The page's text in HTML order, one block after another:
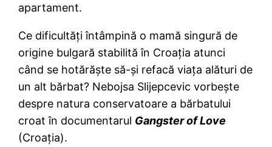
apartament.
Ce dificultăţi întâmpină o mamă singură de
origine bulgară stabilită în Croaţia atunci
când se hotărăşte să-şi refacă viaţa alături de
un alt bărbat? Nebojsa Slijepcevic vorbeşte
despre natura conservatoare a bărbatului
croat în documentarul Gangster of Love
(Croaţia).